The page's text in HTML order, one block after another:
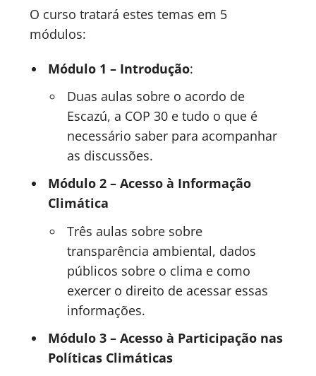
O curso tratará estes temas em 5
módulos:
Módulo 1 – Introdução:
Duas aulas sobre o acordo de
Escazú, a COP 30 e tudo o que é
necessário saber para acompanhar
as discussões.
Módulo 2 – Acesso à Informação
Climática
Três aulas sobre sobre
transparência ambiental, dados
públicos sobre o clima e como
exercer o direito de acessar essas
informações.
Módulo 3 – Acesso à Participação nas
Políticas Climáticas